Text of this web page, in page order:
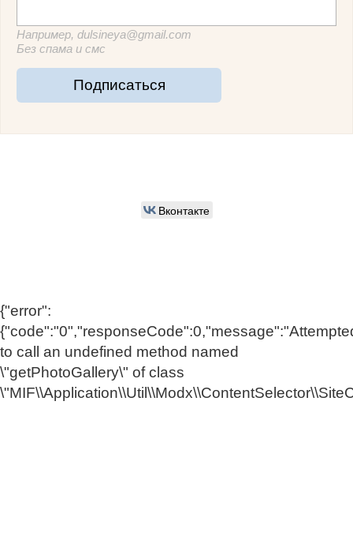
Например, dulsineya@gmail.com
Без спама и смс
Подписаться
Вконтакте
{"error":
to call an undefined method named
\"getPhotoGallery\" of class